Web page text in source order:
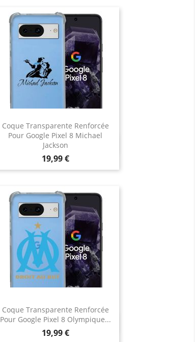
Coque Transparente Renforcée
Pour Google Pixel 8 Michael
Jackson
Prix
19,99 €
Aperçu rapide
Coque Transparente Renforcée
Pour Google Pixel 8 Olympique...
Prix
19,99 €
Aperçu rapide